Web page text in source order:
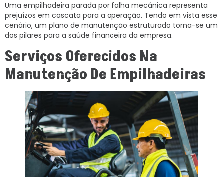
Uma empilhadeira parada por falha mecânica representa
prejuízos em cascata para a operação. Tendo em vista esse
cenário, um plano de manutenção estruturado torna-se um
dos pilares para a saúde financeira da empresa.
Serviços Oferecidos Na
Manutenção De Empilhadeiras